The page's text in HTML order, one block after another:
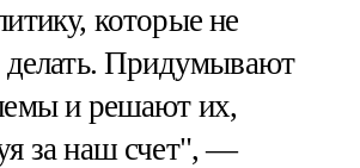
которые не
делать. Придумывают
и решают их,
за наш счет", —